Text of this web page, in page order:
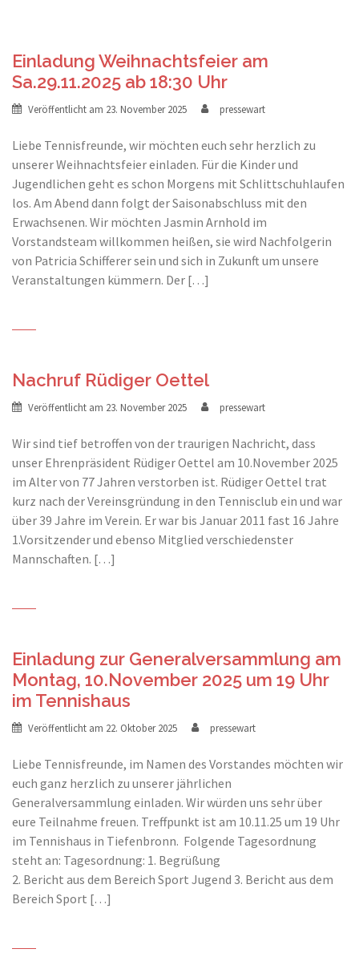
Einladung Weihnachtsfeier am
Sa.29.11.2025 ab 18:30 Uhr
Veröffentlicht am 23. November 2025 pressewart
Liebe Tennisfreunde, wir möchten euch sehr herzlich zu
unserer Weihnachtsfeier einladen. Für die Kinder und
Jugendlichen geht es schon Morgens mit Schlittschuhlaufen
los. Am Abend dann folgt der Saisonabschluss mit den
Erwachsenen. Wir möchten Jasmin Arnhold im
Vorstandsteam willkommen heißen, sie wird Nachfolgerin
von Patricia Schifferer sein und sich in Zukunft um unsere
Veranstaltungen kümmern. Der […]
Nachruf Rüdiger Oettel
Veröffentlicht am 23. November 2025 pressewart
Wir sind tief betroffen von der traurigen Nachricht, dass
unser Ehrenpräsident Rüdiger Oettel am 10.November 2025
im Alter von 77 Jahren verstorben ist. Rüdiger Oettel trat
kurz nach der Vereinsgründung in den Tennisclub ein und war
über 39 Jahre im Verein. Er war bis Januar 2011 fast 16 Jahre
1.Vorsitzender und ebenso Mitglied verschiedenster
Mannschaften. […]
Einladung zur Generalversammlung am
Montag, 10.November 2025 um 19 Uhr
im Tennishaus
Veröffentlicht am 22. Oktober 2025 pressewart
Liebe Tennisfreunde, im Namen des Vorstandes möchten wir
euch ganz herzlich zu unserer jährlichen
Generalversammlung einladen. Wir würden uns sehr über
eure Teilnahme freuen. Treffpunkt ist am 10.11.25 um 19 Uhr
im Tennishaus in Tiefenbronn. Folgende Tagesordnung
steht an: Tagesordnung: 1. Begrüßung
2. Bericht aus dem Bereich Sport Jugend 3. Bericht aus dem
Bereich Sport […]